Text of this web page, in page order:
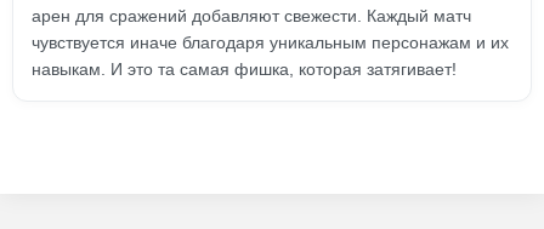
арен для сражений добавляют свежести. Каждый матч
чувствуется иначе благодаря уникальным персонажам и их
навыкам. И это та самая фишка, которая затягивает!